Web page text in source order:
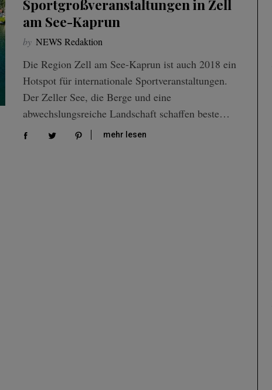
Sportgroßveranstaltungen in Zell
am See-Kaprun
by NEWS Redaktion
Die Region Zell am See-Kaprun ist auch 2018 ein
Hotspot für internationale Sportveranstaltungen.
Der Zeller See, die Berge und eine
abwechslungsreiche Landschaft schaffen beste…
mehr lesen